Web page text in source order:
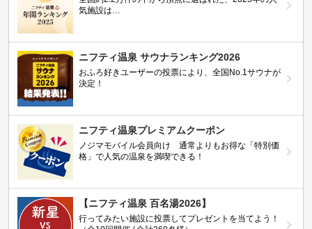
気施設は…
ニフティ温泉 サウナランキング2026
おふろ好きユーザーの投票により、全国No.1サウナが
決定！
ニフティ温泉プレミアムクーポン
ノジマモバイル会員向け 通常よりもお得な「特別価
格」で人気の温泉を満喫できる！
【ニフティ温泉 百名湯2026】
行ってみたい施設に投票してプレゼントを当てよう！